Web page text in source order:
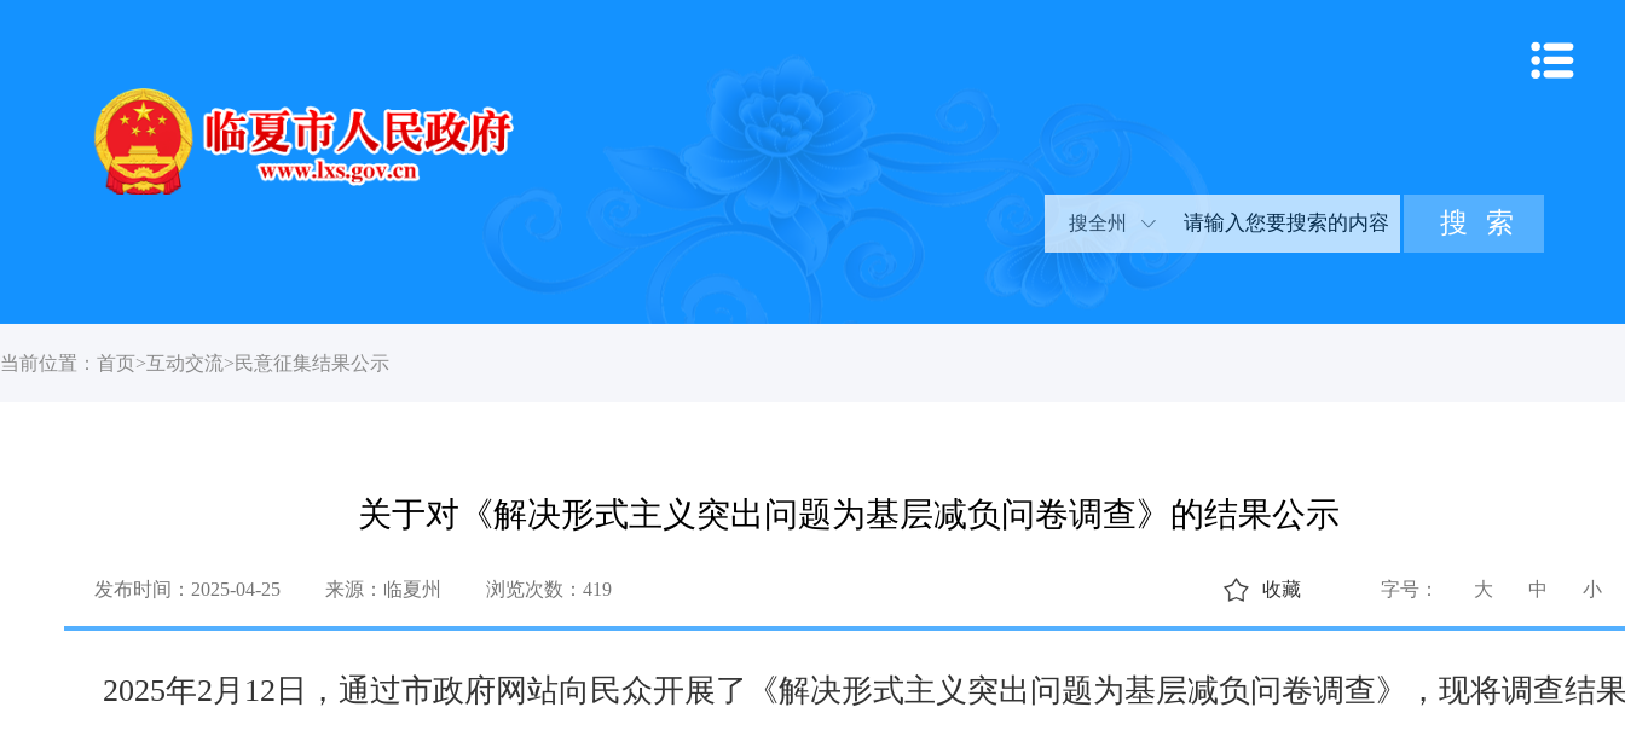
搜全州
当前位置： 首页>互动交流>民意征集结果公示
关于对《解决形式主义突出问题为基层减负问卷调查》的结果公示
发布时间：2025-04-25 来源：临夏州 浏览次数： 419 字号： 大 中 小
收藏
2025年2月12日，通过市政府网站向民众开展了《解决形式主义突出问题为基层减负问卷调查》，现将调查结